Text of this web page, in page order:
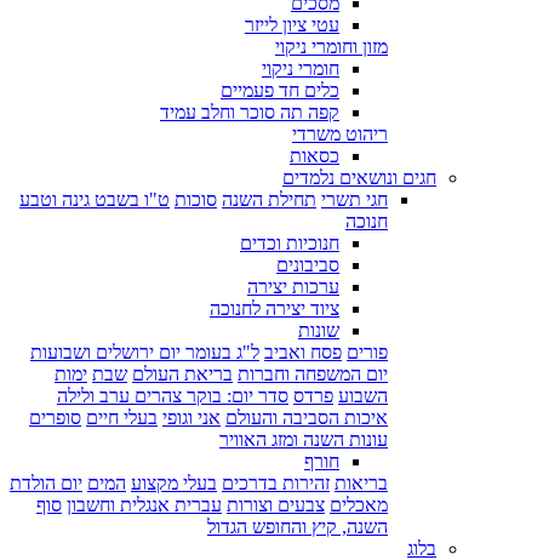
עטי ציון לייזר
מזון וחומרי ניקוי
חומרי ניקוי
כלים חד פעמיים
קפה תה סוכר וחלב עמיד
ריהוט משרדי
כסאות
חגים ונושאים נלמדים
חגי תשרי תחילת השנה סוכות ט"ו בשבט גינה וטבע
חנוכה
חנוכיות וכדים
סביבונים
ערכות יצירה
ציוד יצירה לחנוכה
שונות
פורים פסח ואביב ל"ג בעומר יום ירושלים ושבועות
יום המשפחה וחברות בריאת העולם שבת ימות
השבוע פרדס סדר יום: בוקר צהרים ערב ולילה
איכות הסביבה והעולם אני וגופי בעלי חיים סופרים
עונות השנה ומזג האוויר
חורף
בריאות זהירות בדרכים בעלי מקצוע המים יום הולדת
מאכלים צבעים וצורות עברית אנגלית וחשבון סוף
השנה, קיץ והחופש הגדול
בלוג